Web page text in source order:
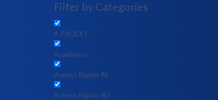
Filter by Categories
A PROEXT
Acadêmico
Acesso Rápido RE
Acesso Rápido RU